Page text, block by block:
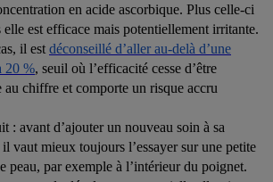
en acide ascorbique. Plus celle-ci
elle est efficace mais potentiellement irritante.
il est déconseillé d’aller au-delà d’une
20 %, seuil où l’efficacité cesse d’être
chiffre et comporte un risque accru
: avant d’ajouter un nouveau soin à sa
vaut mieux toujours l’essayer sur une petite
peau, par exemple à l’intérieur du poignet.